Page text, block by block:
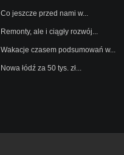
Co jeszcze przed nami w...
Remonty, ale i ciągły rozwój...
Wakacje czasem podsumowań w...
Nowa łódź za 50 tys. zł...